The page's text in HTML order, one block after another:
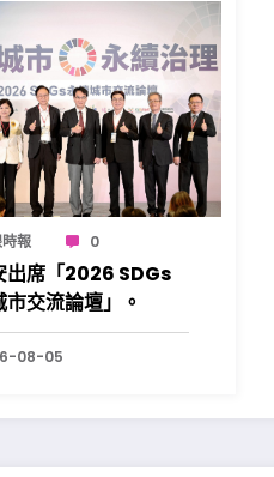
報 0
出席「2026 SDGs
交流論壇」。
08-05